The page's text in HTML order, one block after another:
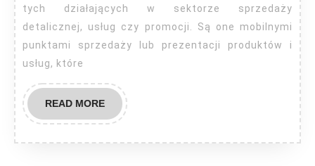
tych działających w sektorze sprzedaży
detalicznej, usług czy promocji. Są one mobilnymi
punktami sprzedaży lub prezentacji produktów i
usług, które
READ MOREREAD
MORE